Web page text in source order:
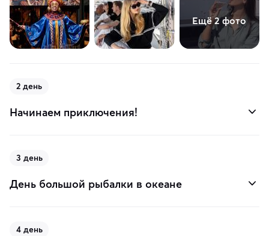
Ещё 2 фото
2 день
Начинаем приключения!
3 день
День большой рыбалки в океане
4 день